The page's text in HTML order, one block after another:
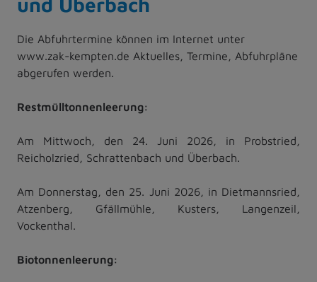
Die Abfuhrtermine können im Internet unter
www.zak-kempten.de Aktuelles, Termine, Abfuhrpläne
abgerufen werden.
Restmülltonnenleerung:
Am Mittwoch, den 24. Juni 2026, in Probstried,
Reicholzried, Schrattenbach und Überbach.
Am Donnerstag, den 25. Juni 2026, in Dietmannsried,
Atzenberg, Gfällmühle, Kusters, Langenzeil,
Vockenthal.
Biotonnenleerung: